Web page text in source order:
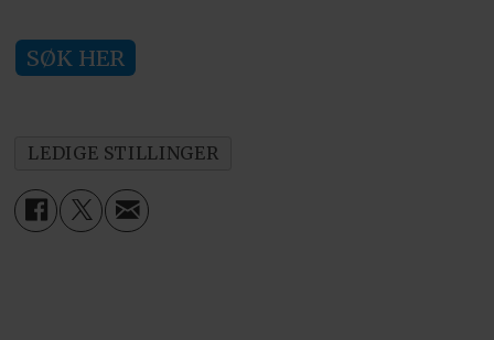
SØK HER
LEDIGE STILLINGER